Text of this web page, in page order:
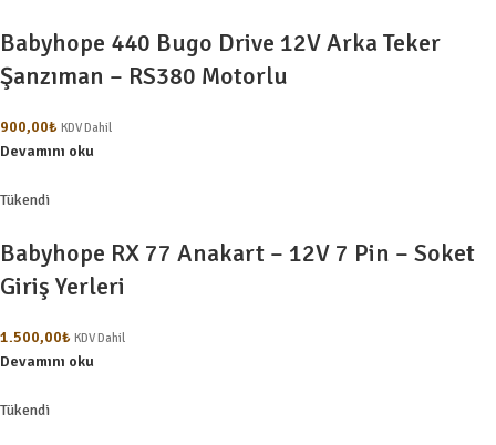
Babyhope 440 Bugo Drive 12V Arka Teker
Şanzıman – RS380 Motorlu
900,00₺ KDV Dahil
Devamını oku
Tükendi
Babyhope RX 77 Anakart – 12V 7 Pin – Soket
Giriş Yerleri
1.500,00₺ KDV Dahil
Devamını oku
Tükendi